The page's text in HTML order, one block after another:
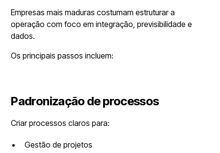
Empresas mais maduras costumam estruturar a
operação com foco em integração, previsibilidade e
dados.
Os principais passos incluem:
Padronização de processos
Criar processos claros para:
Gestão de projetos